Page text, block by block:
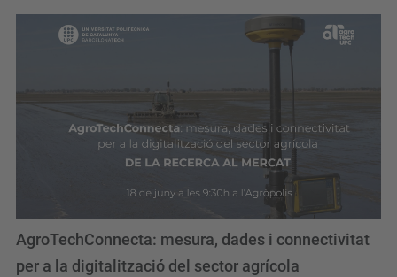
AgroTechConnecta: mesura, dades i connectivitat
per a la digitalització del sector agrícola